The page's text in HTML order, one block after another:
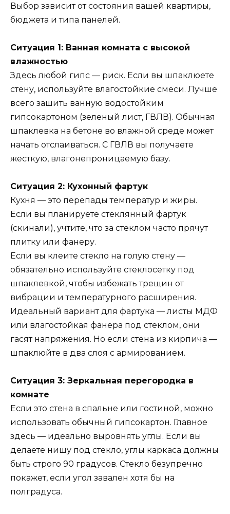
Выбор зависит от состояния вашей квартиры,
бюджета и типа панелей.
Ситуация 1: Ванная комната с высокой
влажностью
Здесь любой гипс — риск. Если вы шпаклюете
стену, используйте влагостойкие смеси. Лучше
всего зашить ванную водостойким
гипсокартоном (зеленый лист, ГВЛВ). Обычная
шпаклевка на бетоне во влажной среде может
начать отслаиваться. С ГВЛВ вы получаете
жесткую, влагонепроницаемую базу.
Ситуация 2: Кухонный фартук
Кухня — это перепады температур и жиры.
Если вы планируете стеклянный фартук
(скинали), учтите, что за стеклом часто прячут
плитку или фанеру.
Если вы клеите стекло на голую стену —
обязательно используйте стеклосетку под
шпаклевкой, чтобы избежать трещин от
вибрации и температурного расширения.
Идеальный вариант для фартука — листы МДФ
или влагостойкая фанера под стеклом, они
гасят напряжения. Но если стена из кирпича —
шпаклюйте в два слоя с армированием.
Ситуация 3: Зеркальная перегородка в
комнате
Если это стена в спальне или гостиной, можно
использовать обычный гипсокартон. Главное
здесь — идеально выровнять углы. Если вы
делаете нишу под стекло, углы каркаса должны
быть строго 90 градусов. Стекло безупречно
покажет, если угол завален хотя бы на
полградуса.